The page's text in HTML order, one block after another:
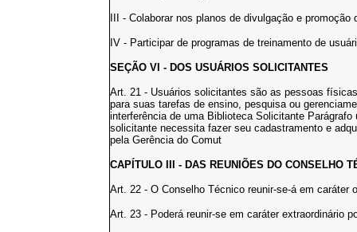
III - Colaborar nos planos de divulgação e promoção
IV - Participar de programas de treinamento de
SEÇÃO VI - DOS USUÁRIOS SOLICITANTES
Art. 21 - Usuários solicitantes são as pessoas
para suas tarefas de ensino, pesquisa ou
interferência de uma Biblioteca Solicitante
solicitante necessita fazer seu cadastramento e
pela Gerência do Comut
CAPÍTULO III - DAS REUNIÕES DO CONSELHO
Art. 22 - O Conselho Técnico reunir-se-á em caráter
Art. 23 - Poderá reunir-se em caráter extraordinário